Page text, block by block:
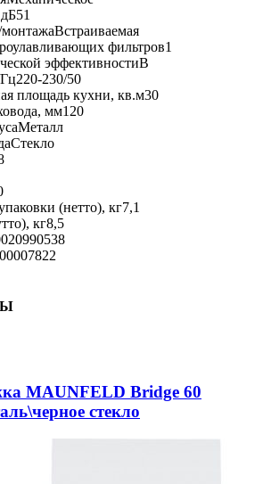
51
Встраиваемая
фильтров1
эффективностиB
220-230/50
площадь кухни, кв.м30
мм120
Металл
Стекло
(нетто), кг7,1
кг8,5
MAUNFELD Bridge 60
стекло